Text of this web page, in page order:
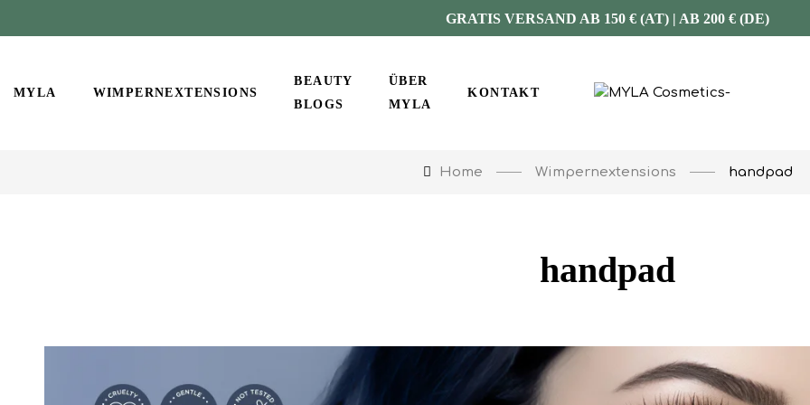
GRATIS VERSAND AB 150 € (AT) | AB 200 € (DE)
MYLA WIMPERNEXTENSIONS
BEAUTY
BLOGS
ÜBER
MYLA
KONTAKT
Home Wimpernextensions handpad
handpad